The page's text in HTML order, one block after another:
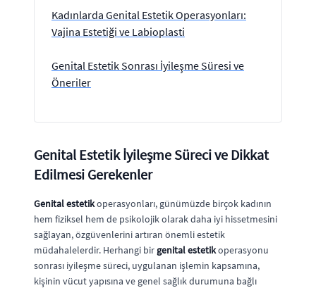
Kadınlarda Genital Estetik Operasyonları:
Vajina Estetiği ve Labioplasti
Genital Estetik Sonrası İyileşme Süresi ve
Öneriler
Genital Estetik İyileşme Süreci ve Dikkat
Edilmesi Gerekenler
Genital estetikoperasyonları, günümüzde birçok kadının
hem fiziksel hem de psikolojik olarak daha iyi hissetmesini
sağlayan, özgüvenlerini artıran önemli estetik
müdahalelerdir. Herhangi bir genital estetikoperasyonu
sonrası iyileşme süreci, uygulanan işlemin kapsamına,
kişinin vücut yapısına ve genel sağlık durumuna bağlı